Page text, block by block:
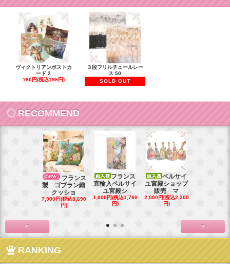
ヴィクトリアンポストカ
ード 2
180円(税込198円)
３段フリルチュールレー
ス 50
SOLD OUT
RECOMMEND
フランス
製 ゴブラン織
クッショ
7,900円(税込8,690
円)
フランス
直輸入ベルサイ
ユ宮殿シ
1,600円(税込1,760
円)
ベルサイ
ユ宮殿ショップ
販売 マ
2,000円(税込2,200
円)
< >
RANKING